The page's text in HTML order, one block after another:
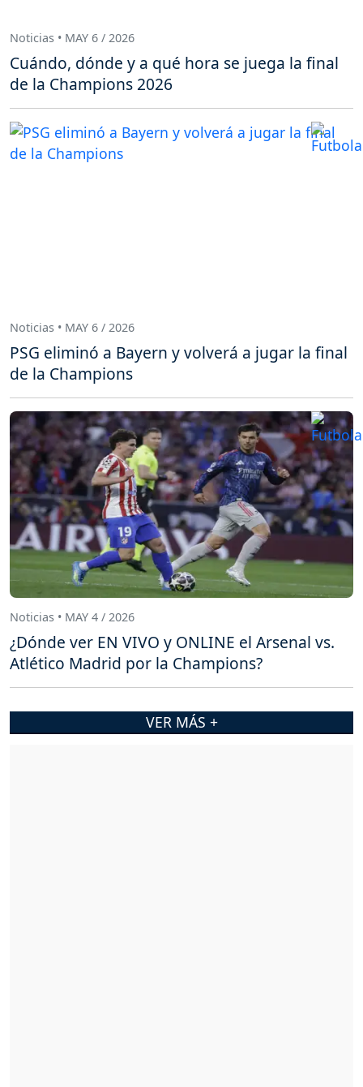
Noticias • MAY 6 / 2026
Cuándo, dónde y a qué hora se juega la final
de la Champions 2026
Noticias • MAY 6 / 2026
PSG eliminó a Bayern y volverá a jugar la final
de la Champions
Noticias • MAY 4 / 2026
¿Dónde ver EN VIVO y ONLINE el Arsenal vs.
Atlético Madrid por la Champions?
VER MÁS +